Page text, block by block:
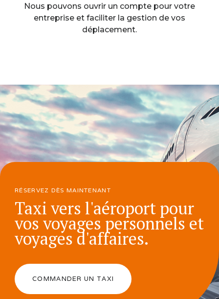
Nous pouvons ouvrir un compte pour votre
entreprise et faciliter la gestion de vos
déplacement.
RÉSERVEZ DÈS MAINTENANT
Taxi vers l'aéroport pour
vos voyages personnels et
voyages d'affaires.
COMMANDER UN TAXI